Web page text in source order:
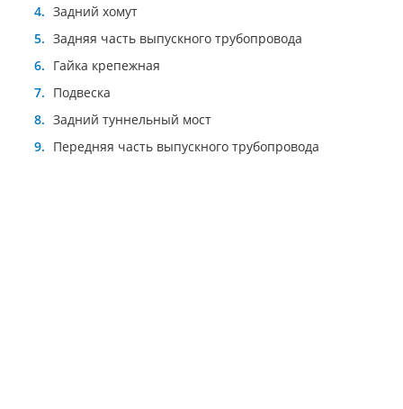
Задний хомут
Задняя часть выпускного трубопровода
Гайка крепежная
Подвеска
Задний туннельный мост
Передняя часть выпускного трубопровода